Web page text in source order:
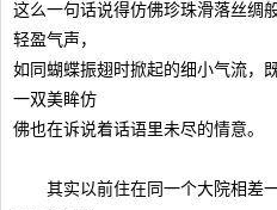
这么一句话说得仿佛珍珠滑落丝绸
轻盈气声，
如同蝴蝶振翅时掀起的细小气流，
一双美眸仿
佛也在诉说着话语里未尽的情意。
其实以前住在同一个大院相差一